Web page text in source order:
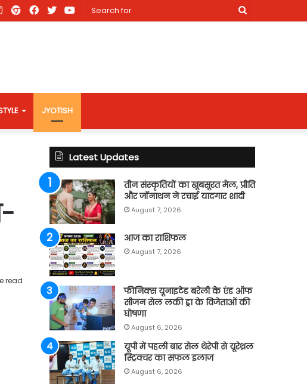
Search
Youtube
X
Facebook
AD
Instagram
JYOTISH
read
Latest Updates
तीन संस्कृतियों का खूबसूरत मेल, प्रीति
और जॉनाथन ने रचाई यादगार शादी
August 7, 2026
आज का राशिफल
August 7, 2026
फीनिक्स यूनाइटेड बरेली के एंड ऑफ
सीजन सेल लकी ड्रा के विजेताओं की
घोषणा
August 6, 2026
यूपी में पहली बार सेल थेरेपी से यूरेथ्रल
स्ट्रिक्चर का सफल इलाज
August 6, 2026